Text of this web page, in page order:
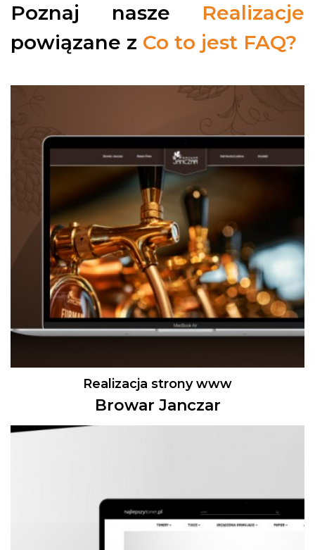
Poznaj nasze Realizacje
powiązane z Co to jest FAQ?
Realizacja strony www
Browar Janczar